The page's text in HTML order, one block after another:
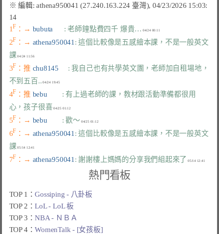
※ 編輯: athena950041 (27.240.163.224 臺灣), 04/23/2026 15:03:
1F ：→ bubuta : 老師鐘點費四千 爆貴…
2F ：→ athena950041 : 這個比較像是五感繪本課，不是一般英文
課
04/24 11:56
3F ：推 chu8145 : 我自己也有共學英文團，老師加自租場地，
不到五百..
04/24 19:45
4F ：推 bebu : 有上過老師的課，教材跟活動準備都很用
心，孩子很喜
5F ：→ bebu : 歡～
6F ：→ athena950041 : 這個比較像是五感繪本課，不是一般英文
課
7F ：→ athena950041 : 謝謝樓上媽媽的分享我們組起來了
熱門看板
TOP 1：Gossiping - 八卦板
TOP 2：LoL - LoL 板
TOP 3：NBA - ＮＢＡ
TOP 4：WomenTalk - [女孩板]